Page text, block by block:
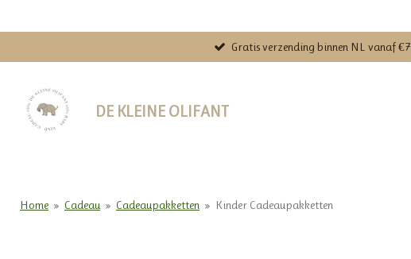
direct
hoofdinhoud
Gratis verzending binnen NL vanaf
DE KLEINE OLIFANT
Home » Cadeau » Cadeaupakketten » Kinder Cadeaupakketten